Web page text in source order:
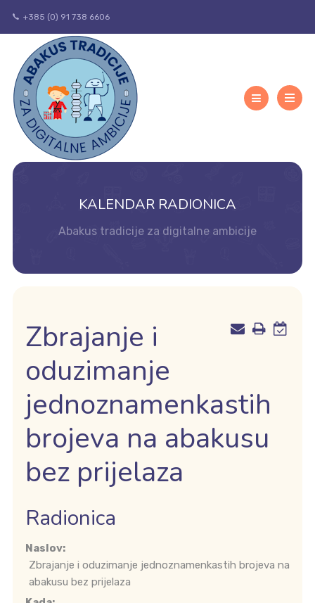
+385 (0) 91 738 6606
KALENDAR RADIONICA
Abakus tradicije za digitalne ambicije
Zbrajanje i
oduzimanje
jednoznamenkastih
brojeva na abakusu
bez prijelaza
Radionica
Naslov:
Zbrajanje i oduzimanje jednoznamenkastih brojeva na
abakusu bez prijelaza